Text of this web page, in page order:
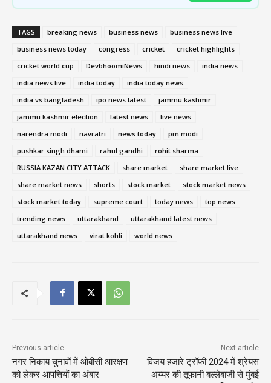
TAGS breaking news business news
business news live
business news today
congress cricket
cricket highlights
cricket world cup
DevbhoomiNews hindi news
india news
india news live
india today
india today news
india vs bangladesh
ipo news latest
jammu kashmir
jammu kashmir election
latest news
live news
narendra modi
navratri news today
pm modi
pushkar singh dhami
rahul gandhi
rohit sharma
RUSSIA KAZAN CITY ATTACK
share market
share market live
share market news
shorts stock market
stock market news
stock market today
supreme court today news
top news
trending news
uttarakhand
uttarakhand latest news
uttarakhand news
virat kohli world news
Previous article
नगर निकाय चुनावों में ओबीसी आरक्षण
को लेकर आपत्तियों का अंबार
Next article
विजय हजारे ट्रॉफी 2024 में श्रेयस
अय्यर की तूफानी बल्लेबाजी से मुंबई